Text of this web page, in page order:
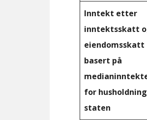
Inntekt etter
inntektsskatt
eiendomsskatt
basert på
for
staten